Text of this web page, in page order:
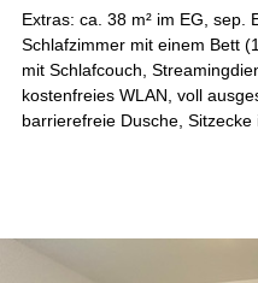
Extras: ca. 38 m² im EG, sep.
Schlafzimmer mit einem Bett
mit Schlafcouch,
kostenfreies WLAN, voll
barrierefreie Dusche,